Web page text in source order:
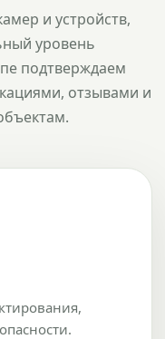
и устройств,
уровень
подтверждаем
отзывами и